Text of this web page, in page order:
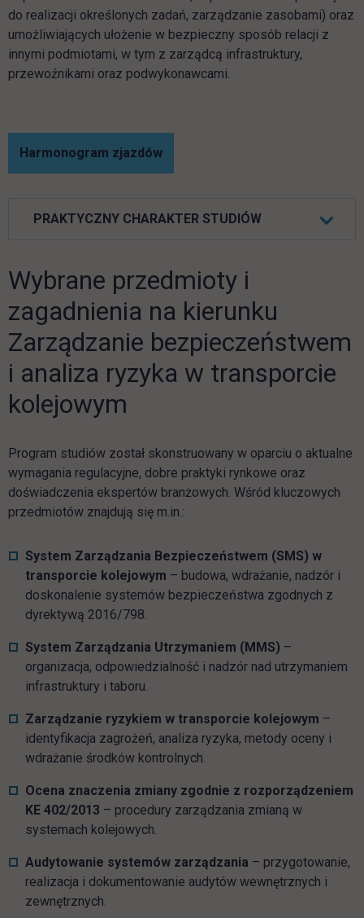
do realizacji określonych zadań, zarządzanie zasobami) oraz
umożliwiających ułożenie w bezpieczny sposób relacji z
innymi podmiotami, w tym z zarządcą infrastruktury,
przewoźnikami oraz podwykonawcami.
Harmonogram zjazdów
PRAKTYCZNY CHARAKTER STUDIÓW
Wybrane przedmioty i
zagadnienia na kierunku
Zarządzanie bezpieczeństwem
i analiza ryzyka w transporcie
kolejowym
Program studiów został skonstruowany w oparciu o aktualne
wymagania regulacyjne, dobre praktyki rynkowe oraz
doświadczenia ekspertów branżowych. Wśród kluczowych
przedmiotów znajdują się m.in.:
System Zarządzania Bezpieczeństwem (SMS) w
transporcie kolejowym – budowa, wdrażanie, nadzór i
doskonalenie systemów bezpieczeństwa zgodnych z
dyrektywą 2016/798.
System Zarządzania Utrzymaniem (MMS) –
organizacja, odpowiedzialność i nadzór nad utrzymaniem
infrastruktury i taboru.
Zarządzanie ryzykiem w transporcie kolejowym –
identyfikacja zagrożeń, analiza ryzyka, metody oceny i
wdrażanie środków kontrolnych.
Ocena znaczenia zmiany zgodnie z rozporządzeniem
KE 402/2013 – procedury zarządzania zmianą w
systemach kolejowych.
Audytowanie systemów zarządzania – przygotowanie,
realizacja i dokumentowanie audytów wewnętrznych i
zewnętrznych.